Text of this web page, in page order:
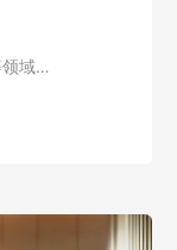
领域…